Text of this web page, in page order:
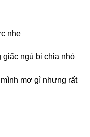
nhẹ
ngủ bị chia nhỏ
mơ gì nhưng rất